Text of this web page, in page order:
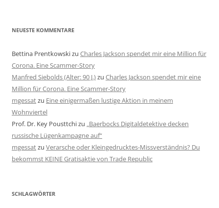
NEUESTE KOMMENTARE
Bettina Prentkowskizu Charles Jackson spendet mir eine Million für
Corona. Eine Scammer-Story
Manfred Siebolds (Alter: 90 J.)zu Charles Jackson spendet mir eine
Million für Corona. Eine Scammer-Story
mgessatzu Eine einigermaßen lustige Aktion in meinem
Wohnviertel
Prof. Dr. Key Pousttchizu „Baerbocks Digitaldetektive decken
russische Lügenkampagne auf“
mgessatzu Verarsche oder Kleingedrucktes-Missverständnis? Du
bekommst KEINE Gratisaktie von Trade Republic
SCHLAGWÖRTER